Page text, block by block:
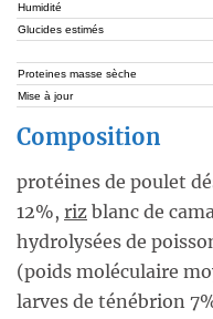
Humidité
Glucides estimés
Proteines masse sèche
Mise à jour
Composition
protéines de poulet
12%, riz blanc de
hydrolysées de
(poids moléculaire
larves de ténébrion